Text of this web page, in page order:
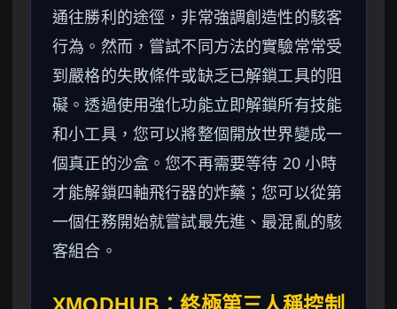
通往勝利的途徑，非常強調創造性的駭客
行為。然而，嘗試不同方法的實驗常常受
到嚴格的失敗條件或缺乏已解鎖工具的阻
礙。透過使用強化功能立即解鎖所有技能
和小工具，您可以將整個開放世界變成一
個真正的沙盒。您不再需要等待 20 小時
才能解鎖四軸飛行器的炸藥；您可以從第
一個任務開始就嘗試最先進、最混亂的駭
客組合。